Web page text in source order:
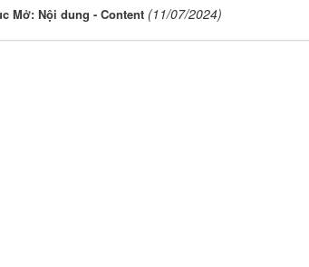
Mở: Nội dung - Content (11/07/2024)